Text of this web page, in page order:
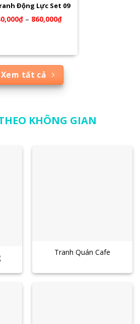
Động Lực Set 09
₫ – 860,000₫
Xem tất cả
KHÔNG GIAN
Tranh Quán Cafe